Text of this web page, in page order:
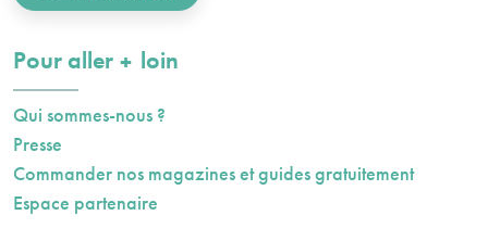
Pour aller plusloin
Qui sommes-nous ?
Presse
Commander nos magazines et guides gratuitement
Espace partenaire